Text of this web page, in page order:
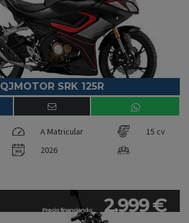
QJMOTOR SRK 125R
A Matricular
15 cv
2026
Precio financiando: 2.999 €